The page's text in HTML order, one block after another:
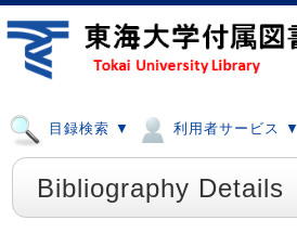
目録検索 ▼ 利用者サービス ▼
Bibliography Details